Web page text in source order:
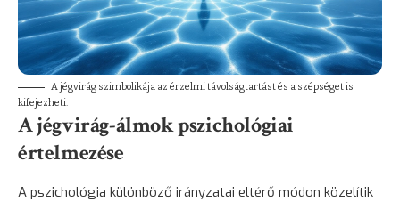
A jégvirág szimbolikája az érzelmi távolságtartást és a szépséget is
kifejezheti.
A jégvirág-álmok pszichológiai
értelmezése
A pszichológia különböző irányzatai eltérő módon közelítik